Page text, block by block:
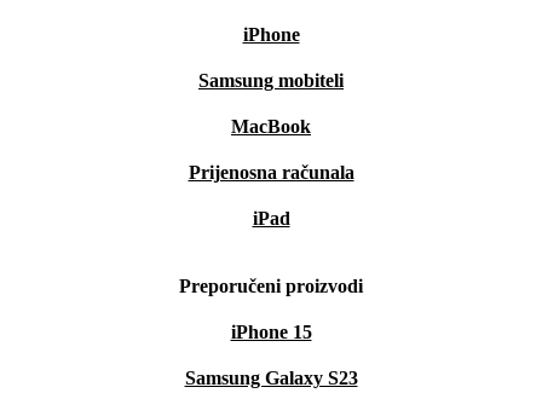
iPhone
Samsung mobiteli
MacBook
Prijenosna računala
iPad
Preporučeni proizvodi
iPhone 15
Samsung Galaxy S23